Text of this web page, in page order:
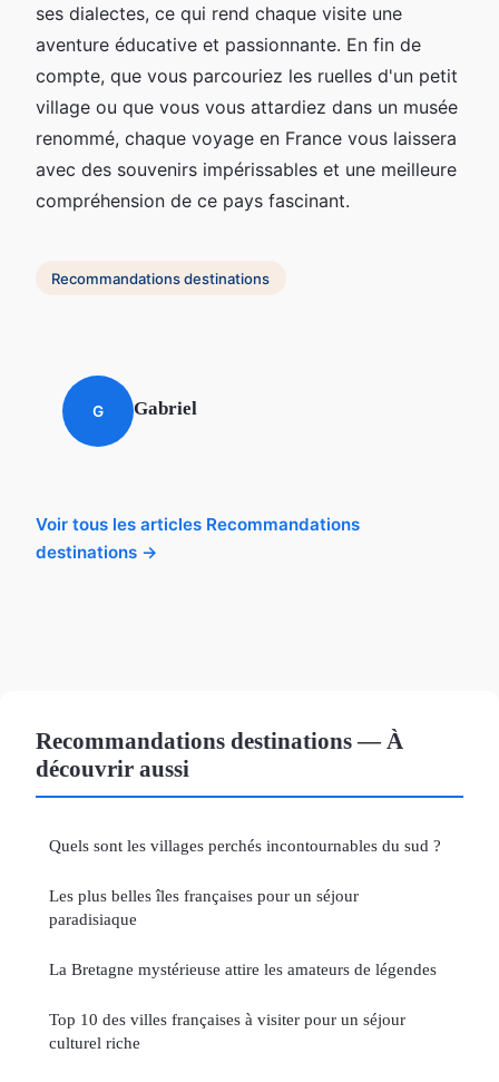
ses dialectes, ce qui rend chaque visite une
aventure éducative et passionnante. En fin de
compte, que vous parcouriez les ruelles d'un petit
village ou que vous vous attardiez dans un musée
renommé, chaque voyage en France vous laissera
avec des souvenirs impérissables et une meilleure
compréhension de ce pays fascinant.
Recommandations destinations
G Gabriel
Voir tous les articles Recommandations
destinations →
Recommandations destinations — À
découvrir aussi
Quels sont les villages perchés incontournables du sud ?
Les plus belles îles françaises pour un séjour
paradisiaque
La Bretagne mystérieuse attire les amateurs de légendes
Top 10 des villes françaises à visiter pour un séjour
culturel riche